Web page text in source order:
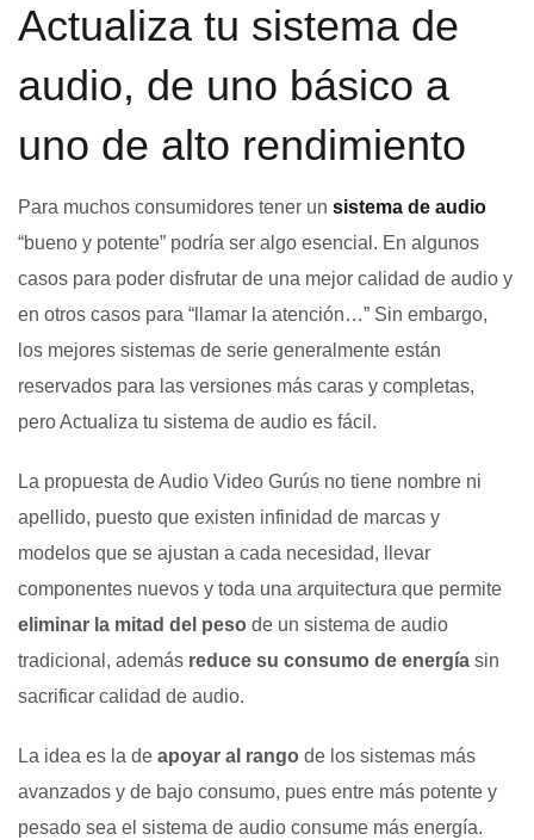
Actualiza tu sistema de
audio, de uno básico a
uno de alto rendimiento
Para muchos consumidores tener un sistema de audio
“bueno y potente” podría ser algo esencial. En algunos
casos para poder disfrutar de una mejor calidad de audio y
en otros casos para “llamar la atención…” Sin embargo,
los mejores sistemas de serie generalmente están
reservados para las versiones más caras y completas,
pero Actualiza tu sistema de audio es fácil.
La propuesta de Audio Video Gurús no tiene nombre ni
apellido, puesto que existen infinidad de marcas y
modelos que se ajustan a cada necesidad, llevar
componentes nuevos y toda una arquitectura que permite
eliminar la mitad del peso de un sistema de audio
tradicional, además reduce su consumo de energía sin
sacrificar calidad de audio.
La idea es la de apoyar al rango de los sistemas más
avanzados y de bajo consumo, pues entre más potente y
pesado sea el sistema de audio consume más energía.